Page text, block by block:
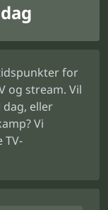
for
og stream. Vil
dag, eller
Vi
TV-